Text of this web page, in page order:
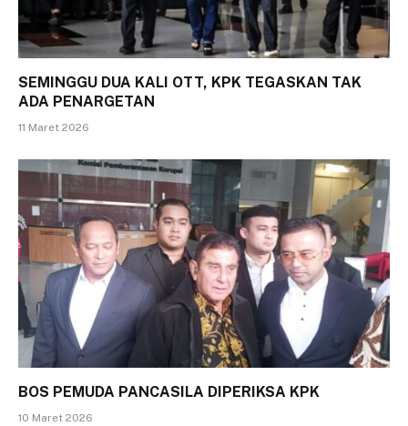
SEMINGGU DUA KALI OTT, KPK TEGASKAN TAK
ADA PENARGETAN
11 Maret 2026
BOS PEMUDA PANCASILA DIPERIKSA KPK
10 Maret 2026